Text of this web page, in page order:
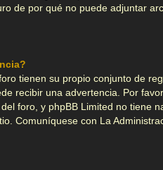
de por qué no puede adjuntar
tienen su propio conjunto de
recibir una advertencia. Por
foro, y phpBB Limited no tiene
Comuníquese con La